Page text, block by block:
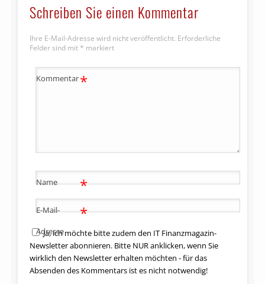
Schreiben Sie einen Kommentar
Ihre E-Mail-Adresse wird nicht veröffentlicht. Erforderliche
Felder sind mit * markiert
Kommentar*
Name *
E-Mail-
Adresse
*
Ja, ich möchte bitte zudem den IT Finanzmagazin-
Newsletter abonnieren. Bitte NUR anklicken, wenn Sie
wirklich den Newsletter erhalten möchten - für das
Absenden des Kommentars ist es nicht notwendig!